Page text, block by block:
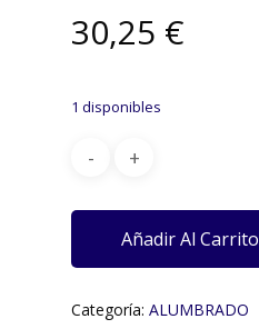
30,25 €
1 disponibles
Añadir Al Carrito
Categoría: ALUMBRADO